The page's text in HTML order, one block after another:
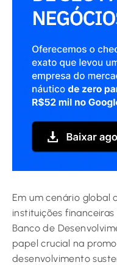
Em um cenário global
instituições
Banco de
papel crucial na
desenvolvimento